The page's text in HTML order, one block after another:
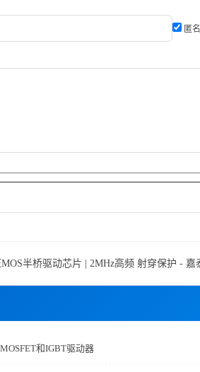
和IGBT驱动器
匿
半桥驱动芯片 | 2MHz高频 射穿保护 - 嘉